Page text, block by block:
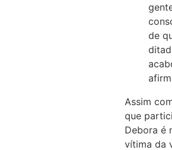
de
Assim
que
Debora é
vítima da